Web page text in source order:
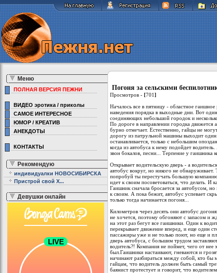
Меню
ПОЛНАЯ ВЕРСИЯ ПЕЖНИ
ВИДЕО эротика / приколы
САМОЕ ИНТЕРЕСНОЕ
ЮМОР / КРЕАТИВ
АНЕКДОТЫ
КОНТАКТЫ
Рекомендую
индивидуалки НОВОСИБИРСКА
Пристрой свой Х...
Девушки онлайн
Погоня за сельскими
Просмотров - [701]
Началось все в пятницу - областное
наведения порядка в выходные дни. Вот
соединяющих небольшой городок и
По дороге в направлении городка движется
бурно отмечает. Естественно, гайцы не
дорогу из патрульной машины выходит
останавливается, только с небольшим
когда из автобуса к нему подойдет
звон бокалов, песни... Терпение у гаишника
Открывает водительскую дверь - а
автобус вокруг, но никого не
попробуй ты перестучать большую
идет к своим посоветоваться, что делать. И
Гаишник сначала бросается за автобусом,
к своим. А пока бежит, автобус успевает
только тогда начинается погоня...
Километров через десять они автобус
не хочется, поэтому обгоняют с запасом и
на этот раз бегут все гаишники. Один к
перекрывает движение вперед, и еще один
пассажиры уже и не только поют, но еще и
дверь автобуса, с большим трудом
водитель?! Компания не поймет, чего от
был.Гаишники настаивают, гневаются и
начинают разбираться между собой, кто бы
гайцам, что водитель должен быть самый
баянист протестует и говорит, что